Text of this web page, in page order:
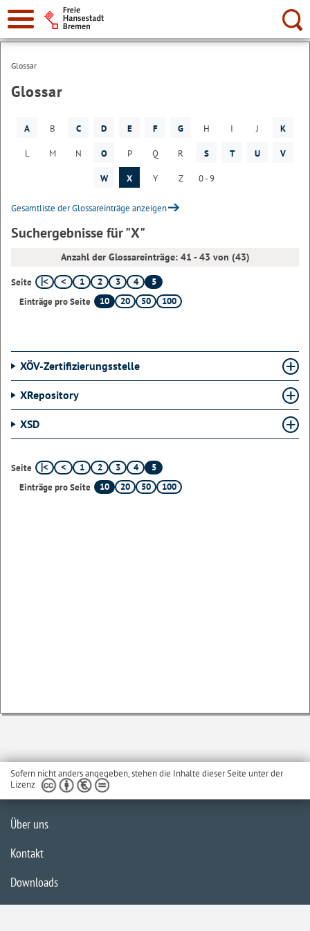
Suche:
Glossar
Glossar
A B C D E F G H I J K
L M N O P Q R S T U V
W X Y Z 0 - 9
Gesamtliste der Glossareinträge anzeigen
Suchergebnisse für "X"
Anzahl der Glossareinträge: 41 - 43 von (43)
Seite 1 2 3 4
5
Einträge pro Seite
10 20 50 100
XÖV-Zertifizierungsstelle
XRepository
XSD
Seite 1 2 3 4
5
Einträge pro Seite
10 20 50 100
Sofern nicht anders angegeben, stehen die Inhalte dieser Seite unter der
Lizenz
Über uns
Kontakt
Downloads